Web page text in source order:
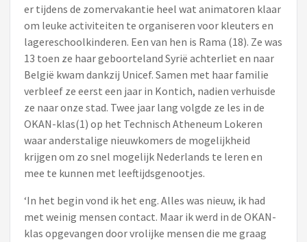
er tijdens de zomervakantie heel wat animatoren klaar
om leuke activiteiten te organiseren voor kleuters en
lagereschoolkinderen. Een van hen is Rama (18). Ze was
13 toen ze haar geboorteland Syrië achterliet en naar
België kwam dankzij Unicef. Samen met haar familie
verbleef ze eerst een jaar in Kontich, nadien verhuisde
ze naar onze stad. Twee jaar lang volgde ze les in de
OKAN-klas(1) op het Technisch Atheneum Lokeren
waar anderstalige nieuwkomers de mogelijkheid
krijgen om zo snel mogelijk Nederlands te leren en
mee te kunnen met leeftijdsgenootjes.
‘In het begin vond ik het eng. Alles was nieuw, ik had
met weinig mensen contact. Maar ik werd in de OKAN-
klas opgevangen door vrolijke mensen die me graag